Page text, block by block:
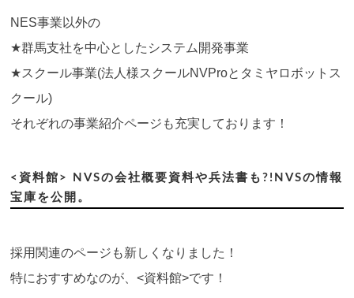
NES事業以外の
★群馬支社を中心としたシステム開発事業
★スクール事業(法人様スクールNVProとタミヤロボットス
クール)
それぞれの事業紹介ページも充実しております！
<資料館> NVSの会社概要資料や兵法書も?!NVSの情報
宝庫を公開。
採用関連のページも新しくなりました！
特におすすめなのが、<資料館>です！